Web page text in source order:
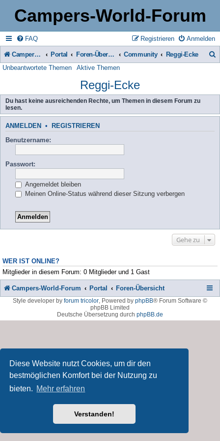
Diese Website nutzt Cookies, um dir den
bestmöglichen Komfort bei der Nutzung zu
bieten. Mehr erfahren
Verstanden!
Campers-World-Forum
FAQ Anmelden
Registrieren
Campers-World-Forum Portal Foren-Übersicht Community Reggi-Ecke
h
Unbeantwortete Themen Aktive Themen
Reggi-Ecke
Du hast keine ausreichenden Rechte, um Themen in diesem Forum zu
lesen.
ANMELDEN • REGISTRIEREN
Benutzername:
Passwort:
Angemeldet bleiben
Meinen Online-Status während dieser Sitzung verbergen
Gehe zu
WER IST ONLINE?
Mitglieder in diesem Forum: 0 Mitglieder und 1 Gast
Campers-World-Forum Portal Foren-Übersicht
Style developer by forum tricolor, Powered by phpBB® Forum Software ©
phpBB Limited
Deutsche Übersetzung durch phpBB.de